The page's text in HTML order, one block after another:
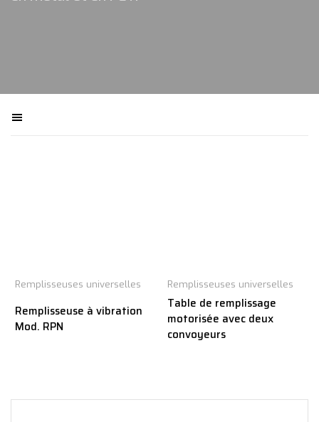
Remplisseuses universelles
Remplisseuse à vibration
Mod. RPN
Remplisseuses universelles
Table de remplissage
motorisée avec deux
convoyeurs